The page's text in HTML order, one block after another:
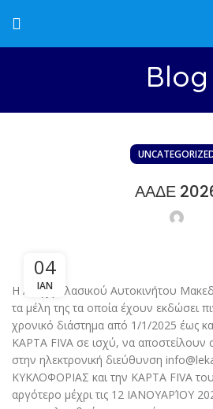
Blog
ΑΑΔΕ
04
ΙΑΝ
Η Λέσχη Κλασικού Αυτοκινήτου
τα μέλη της τα οποία έχουν εκδώσει
χρονικό διάστημα από 1/1/2025 έως
ΚΑΡΤΑ FIVA σε ισχύ, να αποστείλουν
στην ηλεκτρονική διεύθυνση
ΚΥΚΛΟΦΟΡΙΑΣ και την ΚΑΡΤΑ FIVA
αργότερο μέχρι τις 12 ΙΑΝΟΥΑΡΊΟΥ